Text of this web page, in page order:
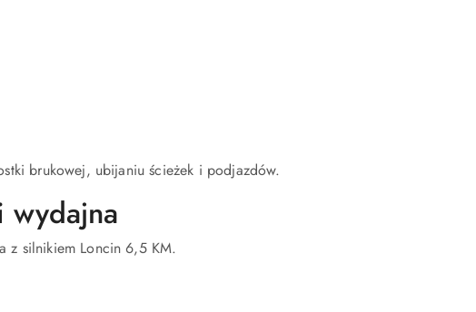
brukowej, ubijaniu ścieżek i podjazdów.
wydajna
z silnikiem Loncin 6,5 KM.